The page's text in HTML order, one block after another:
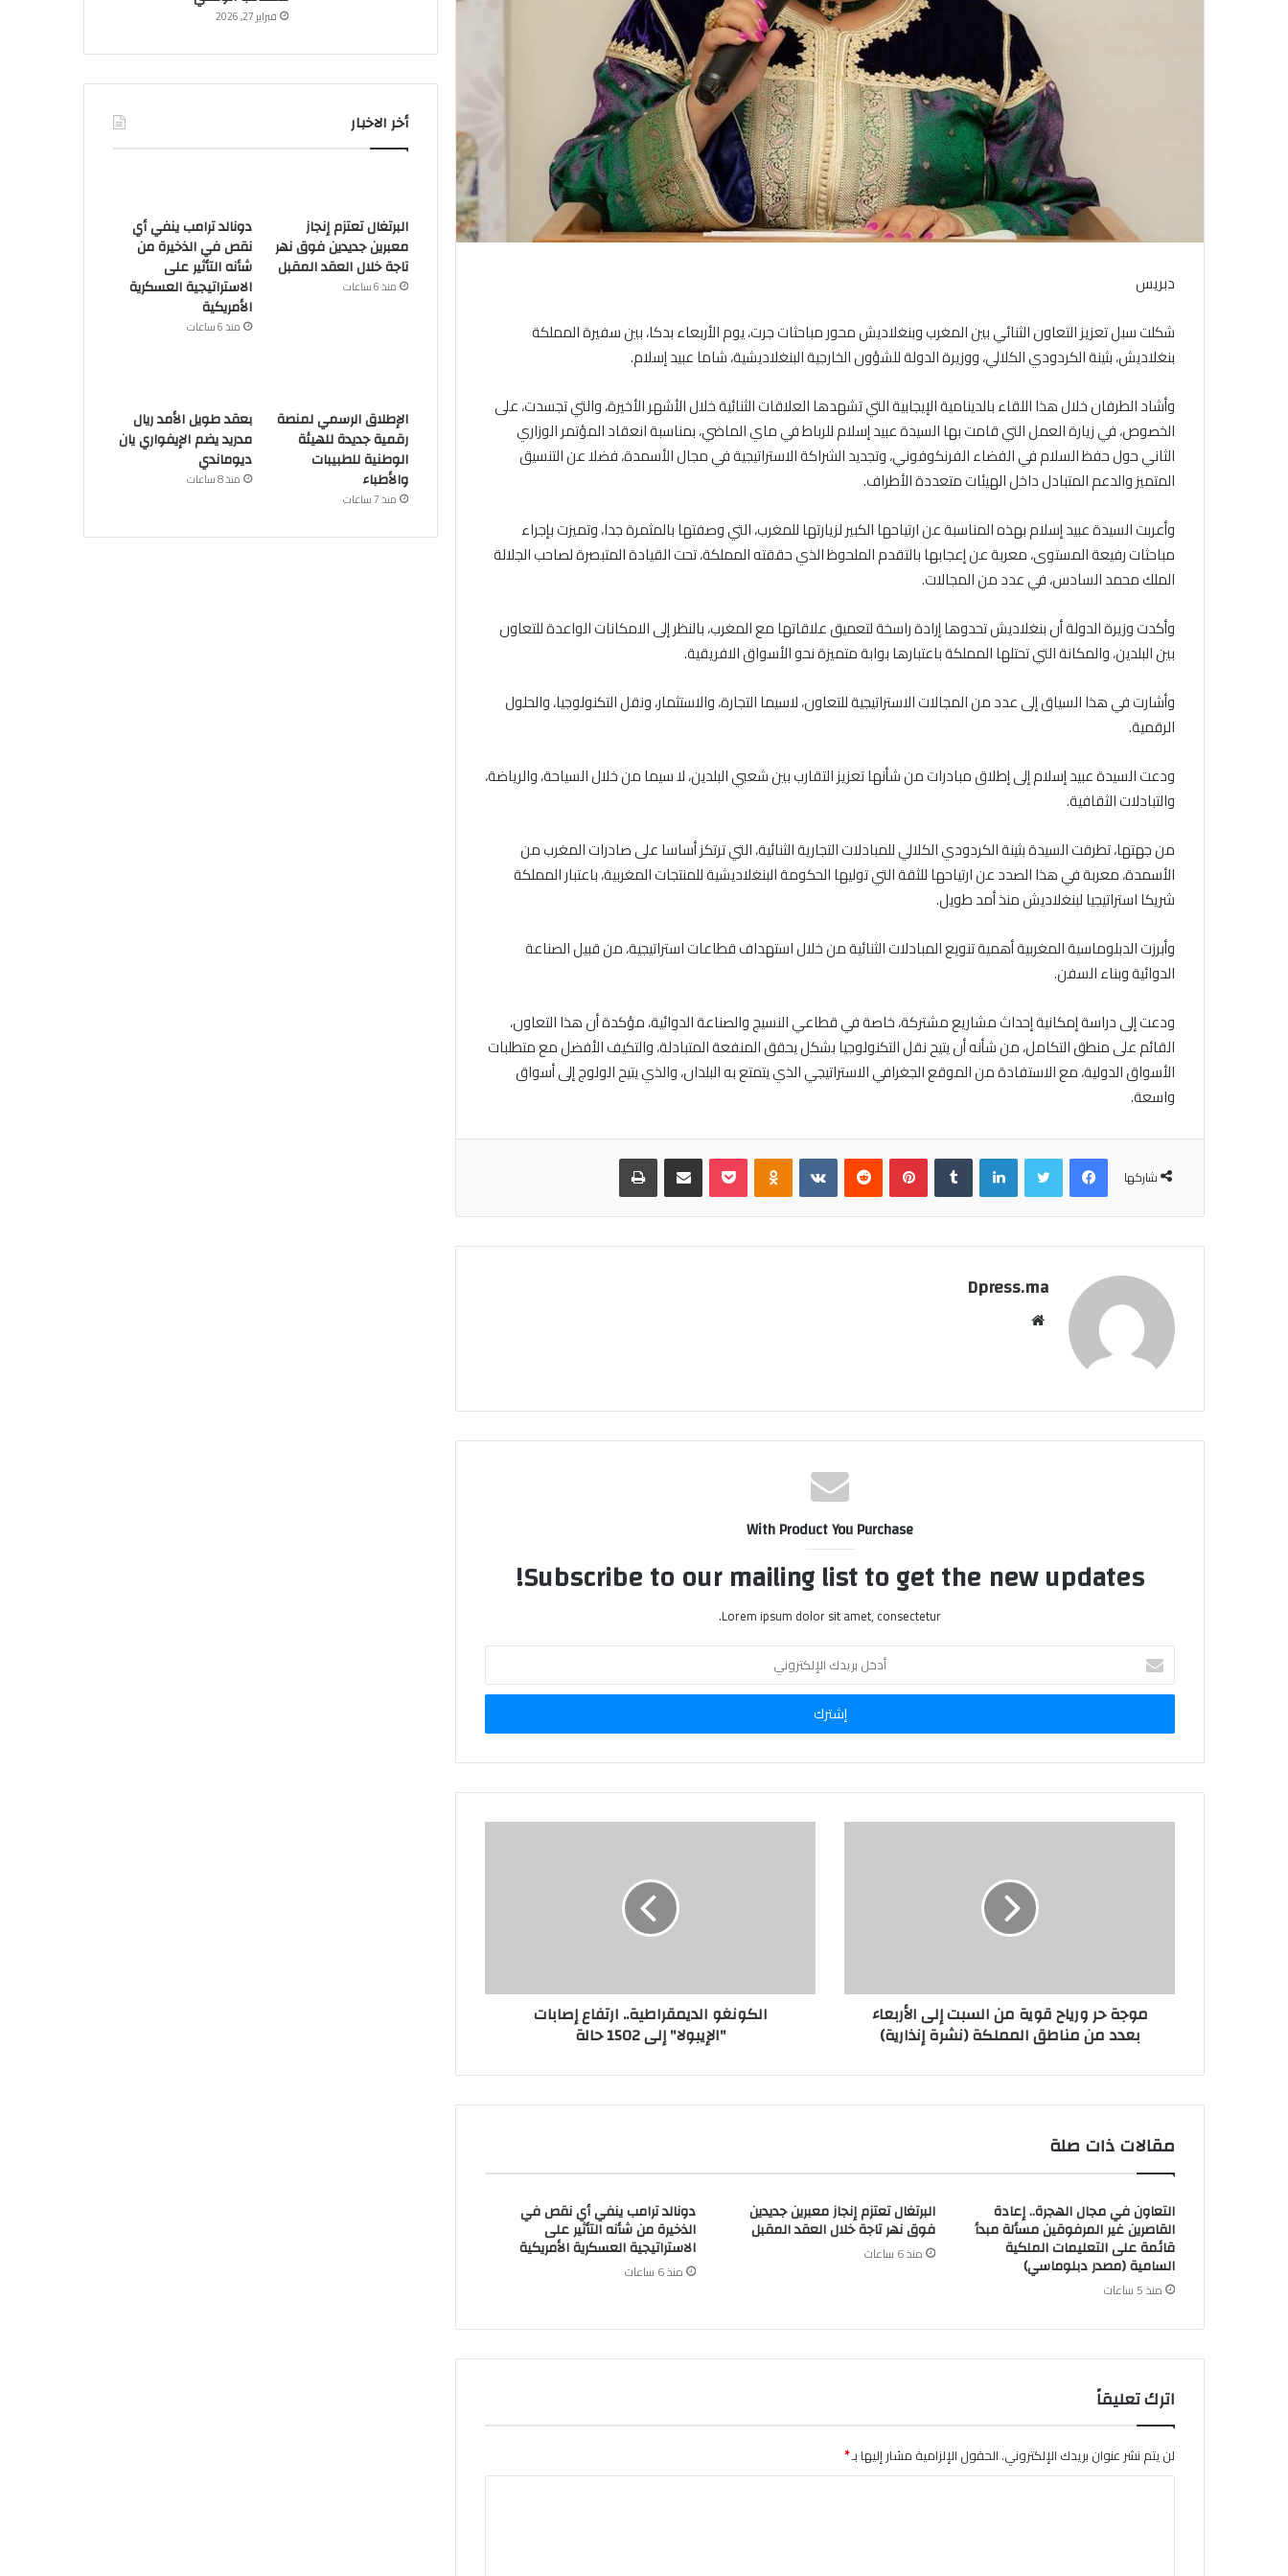
دبريس
شكلت سبل تعزيز التعاون الثنائي بين المغرب وبنغلاديش محور مباحثات جرت، يوم الأربعاء بدكا، بين سفيرة المملكة
بنغلاديش، بثينة الكردودي الكلالي، ووزيرة الدولة للشؤون الخارجية البنغلاديشية، شاما عبيد إسلام.
وأشاد الطرفان خلال هذا اللقاء بالدينامية الإيجابية التي تشهدها العلاقات الثنائية خلال الأشهر الأخيرة، والتي تجسدت، على
الخصوص، في زيارة العمل التي قامت بها السيدة عبيد إسلام للرباط في ماي الماضي، بمناسبة انعقاد المؤتمر الوزاري
الثاني حول حفظ السلام في الفضاء الفرنكوفوني، وتجديد الشراكة الاستراتيجية في مجال الأسمدة، فضلا عن التنسيق
المتميز والدعم المتبادل داخل الهيئات متعددة الأطراف.
وأعربت السيدة عبيد إسلام بهذه المناسبة عن ارتياحها الكبير لزيارتها للمغرب، التي وصفتها بالمثمرة جدا، وتميزت بإجراء
مباحثات رفيعة المستوى، معربة عن إعجابها بالتقدم الملحوظ الذي حققته المملكة، تحت القيادة المتبصرة لصاحب الجلالة
الملك محمد السادس، في عدد من المجالات.
وأكدت وزيرة الدولة أن بنغلاديش تحدوها إرادة راسخة لتعميق علاقاتها مع المغرب، بالنظر إلى الامكانات الواعدة للتعاون
بين البلدين، والمكانة التي تحتلها المملكة باعتبارها بوابة متميزة نحو الأسواق الافريقية.
وأشارت في هذا السياق إلى عدد من المجالات الاستراتيجية للتعاون، لاسيما التجارة، والاستثمار، ونقل التكنولوجيا، والحلول
الرقمية.
ودعت السيدة عبيد إسلام إلى إطلاق مبادرات من شأنها تعزيز التقارب بين شعبي البلدين، لا سيما من خلال السياحة، والرياضة،
والتبادلات الثقافية.
من جهتها، تطرقت السيدة بثينة الكردودي الكلالي للمبادلات التجارية الثنائية، التي ترتكز أساسا على صادرات المغرب من
الأسمدة، معربة في هذا الصدد عن ارتياحها للثقة التي توليها الحكومة البنغلاديشية للمنتجات المغربية، باعتبار المملكة
شريكا استراتيجيا لبنغلاديش منذ أمد طويل.
وأبرزت الدبلوماسية المغربية أهمية تنويع المبادلات الثنائية من خلال استهداف قطاعات استراتيجية، من قبيل الصناعة
الدوائية وبناء السفن.
ودعت إلى دراسة إمكانية إحداث مشاريع مشتركة، خاصة في قطاعي النسيج والصناعة الدوائية، مؤكدة أن هذا التعاون،
القائم على منطق التكامل، من شأنه أن يتيح نقل التكنولوجيا بشكل يحقق المنفعة المتبادلة، والتكيف الأفضل مع متطلبات
الأسواق الدولية، مع الاستفادة من الموقع الجغرافي الاستراتيجي الذي يتمتع به البلدان، والذي يتيح الولوج إلى أسواق
واسعة.
شاركها
فيسبوكتويتر لينكدإن بينتيريست Odnoklassniki
بوكيت مشاركة عبر البريد طباعة
Dpress.ma
With Product You Purchase
Subscribe to our mailing list to get the new updates!
Lorem ipsum dolor sit amet, consectetur.
أدخل
بريدك
الإلكتروني
موجة حر ورياح قوية من السبت إلى الأربعاء
بعدد من مناطق المملكة (نشرة إنذارية)
الكونغو الديمقراطية.. ارتفاع إصابات
"الإيبولا" إلى 1502 حالة
مقالات ذات صلة
التعاون في مجال الهجرة.. إعادة
القاصرين غير المرفوقين مسألة مبدأ
قائمة على التعليمات الملكية
السامية (مصدر دبلوماسي)
منذ 5 ساعات
البرتغال تعتزم إنجاز معبرين جديدين
فوق نهر تاجة خلال العقد المقبل
منذ 6 ساعات
دونالد ترامب ينفي أي نقص في
الذخيرة من شأنه التأثير على
الاستراتيجية العسكرية الأمريكية
منذ 6 ساعات
اترك تعليقاً
لن يتم نشر عنوان بريدك الإلكتروني.الحقول الإلزامية مشار إليها بـ*
فبراير 27, 2026
أخر الاخبار
البرتغال تعتزم إنجاز
معبرين جديدين فوق نهر
تاجة خلال العقد المقبل
منذ 6 ساعات
دونالد ترامب ينفي أي
نقص في الذخيرة من
شأنه التأثير على
الاستراتيجية العسكرية
الأمريكية
منذ 6 ساعات
الإطلاق الرسمي لمنصة
رقمية جديدة للهيئة
الوطنية للطبيبات
والأطباء
منذ 7 ساعات
بعقد طويل الأمد ريال
مدريد يضم الإيفواري يان
ديوماندي
منذ 8 ساعات